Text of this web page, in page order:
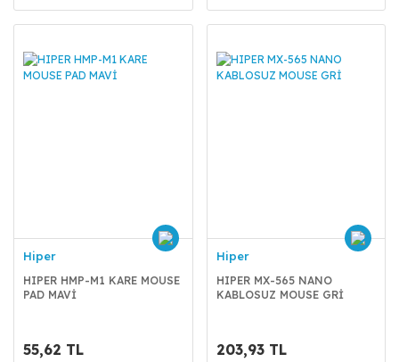
Hiper
HIPER HMP-M1 KARE MOUSE
PAD MAVİ
55,62 TL
Hiper
HIPER MX-565 NANO
KABLOSUZ MOUSE GRİ
203,93 TL